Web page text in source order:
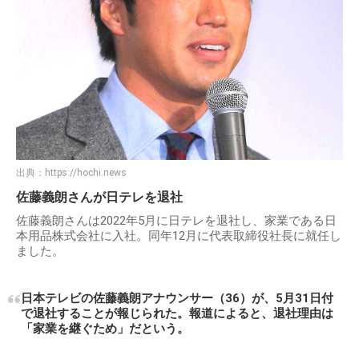
出典： https://hochi.news
佐藤義朗さんが日テレを退社
佐藤義朗さんは2022年5月に日テレを退社し、家業である日
本用品株式会社に入社。同年12月に代表取締役社長に就任し
ました。
日本テレビの佐藤義朗アナウンサー（36）が、5月31日付
で退社することが報じられた。報道によると、退社理由は
「家業を継ぐため」だという。